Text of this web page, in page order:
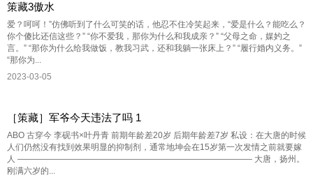
策藏3傲水
爱？呵呵！”仿佛听到了什么可笑的话，他忍不住冷笑起来，“爱是什么？能吃么？
你个傻比还信这些？” “你不爱我，那你为什么和我成亲？” “父母之命，媒妁之
言。” “那你为什么给我做饭，教我习武，还和我躺一张床上？” “履行婚内义务。”
“那你为...
2023-03-05
［策藏］军爷今天违法了吗 1
ABO 古穿今 李砚书×叶丹青 前期年龄差20岁 后期年龄差7岁 私设：在大唐的时候
人们仍然没有找到效果明显的抑制剂，通常地坤会在15岁第一次发情之前就要嫁
人 ———————————————————————————— 大唐，扬州。
刚满六岁的...